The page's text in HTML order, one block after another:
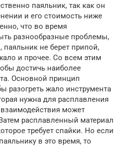
паяльник, так как он
и его стоимость ниже
что во время
разнообразные проблемы,
паяльник не берет припой,
и прочее. Со всем этим
достичь наиболее
Основной принцип
разогреть жало инструмента
нужна для расплавления
может
расплавленный материал
требует спайки. Но если
в это время, то